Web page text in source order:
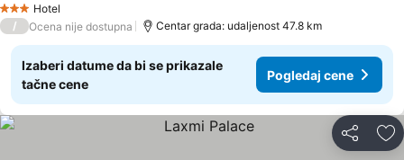
3 Zvezdice
Hotel
/ Ocena nije dostupna Centar grada: udaljenost 47.8 km
Izaberi datume da bi se prikazale
tačne cene
Pogledaj cene
Deli